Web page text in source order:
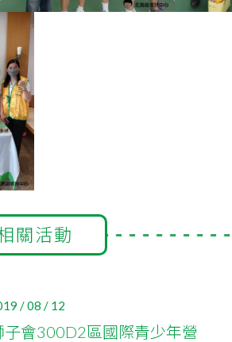
關活動
/ 08 / 12
子會300D2區國際青少年營